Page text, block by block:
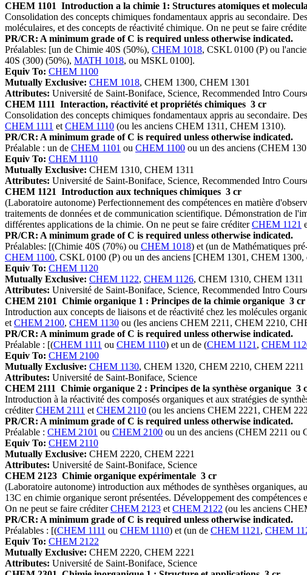
CHEM 1101 Introduction a la chimie 1: Structures atomiques et
Consolidation des concepts chimiques fondamentaux appris au secondaire.
moléculaires, et des concepts de réactivité chimique. On ne peut se faire
PR/CR: A minimum grade of C is required unless otherwise indicated.
Préalables: [un de Chimie 40S (50%), CHEM 1018, CSKL 0100 (P) ou
40S (300) (50%), MATH 1018, ou MSKL 0100].
Equiv To: CHEM 1100
Mutually Exclusive: CHEM 1018, CHEM 1300, CHEM 1301
Attributes: Université de Saint-Boniface, Science, Recommended Intro
CHEM 1111 Interaction, réactivité et propriétés chimiques 3 cr
Consolidation des concepts chimiques fondamentaux appris au secondaire.
CHEM 1111 etCHEM 1110 (ou les anciens CHEM 1311, CHEM 1310).
PR/CR: A minimum grade of C is required unless otherwise indicated.
Préalable : un de CHEM 1101 ou CHEM 1100 ou un des anciens (CHEM
Equiv To: CHEM 1110
Mutually Exclusive: CHEM 1310, CHEM 1311
Attributes: Université de Saint-Boniface, Science, Recommended Intro
CHEM 1121 Introduction aux techniques chimiques 3 cr
(Laboratoire autonome) Perfectionnement des compétences en matière
traitements de données et de communication scientifique. Démonstration de
différentes applications de la chimie. On ne peut se faire créditerCHEM 1121
PR/CR: A minimum grade of C is required unless otherwise indicated.
Préalables: [(Chimie 40S (70%) ou CHEM 1018) et (un de Mathématiques
CHEM 1100, CSKL 0100 (P) ou un des anciens [CHEM 1301, CHEM 1300,
Equiv To: CHEM 1120
Mutually Exclusive: CHEM 1122, CHEM 1126, CHEM 1310, CHEM 1311
Attributes: Université de Saint-Boniface, Science, Recommended Intro
CHEM 2101 Chimie organique 1 : Principes de la chimie organique 3 cr
Introduction aux concepts de liaisons et de réactivité chez les molécules
etCHEM 2100, CHEM 1130 ou (les anciens CHEM 2211, CHEM 2210,
PR/CR: A minimum grade of C is required unless otherwise indicated.
Préalable : [(CHEM 1111 ou CHEM 1110) et un de (CHEM 1121, CHEM
Equiv To: CHEM 2100
Mutually Exclusive: CHEM 1130, CHEM 1320, CHEM 2210, CHEM 2211
Attributes: Université de Saint-Boniface, Science
CHEM 2111 Chimie organique 2 : Principes de la synthèse organique 3
Introduction à la réactivité des composés organiques et aux stratégies de
créditerCHEM 2111 etCHEM 2110 (ou les anciens CHEM 2221, CHEM
PR/CR: A minimum grade of C is required unless otherwise indicated.
Préalable : CHEM 2101 ou CHEM 2100 ou un des anciens (CHEM 2211 ou
Equiv To: CHEM 2110
Mutually Exclusive: CHEM 2220, CHEM 2221
Attributes: Université de Saint-Boniface, Science
CHEM 2123 Chimie organique expérimentale 3 cr
(Laboratoire autonome) introduction aux méthodes de synthèses organiques,
13C en chimie organique seront présentées. Développement des
On ne peut se faire créditerCHEM 2123 etCHEM 2122 (ou les anciens
PR/CR: A minimum grade of C is required unless otherwise indicated.
Préalables : [(CHEM 1111 ou CHEM 1110) et (un de CHEM 1121, CHEM
Equiv To: CHEM 2122
Mutually Exclusive: CHEM 2220, CHEM 2221
Attributes: Université de Saint-Boniface, Science